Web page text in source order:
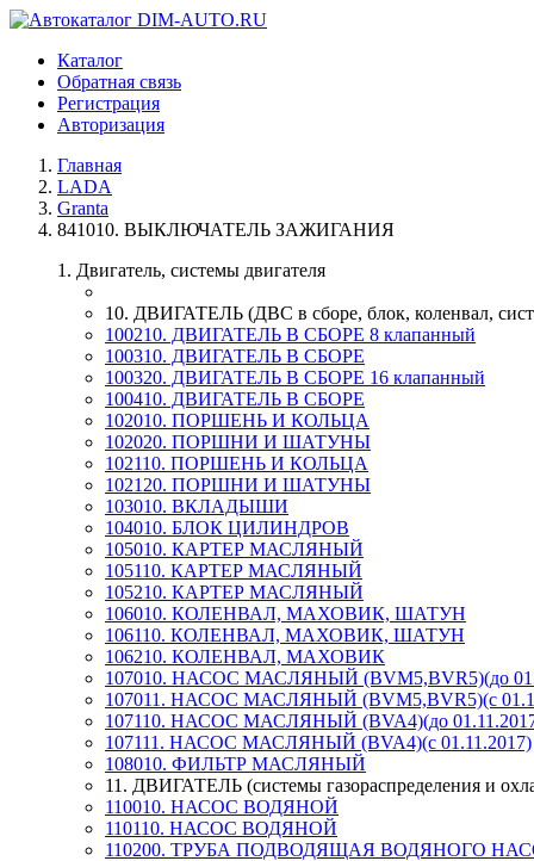
Каталог
Обратная связь
Регистрация
Авторизация
Главная
LADA
Granta
841010. ВЫКЛЮЧАТЕЛЬ ЗАЖИГАНИЯ
1. Двигатель, системы двигателя
10. ДВИГАТЕЛЬ (ДВС в сборе, блок, коленвал,
100210. ДВИГАТЕЛЬ В СБОРЕ 8 клапанный
100310. ДВИГАТЕЛЬ В СБОРЕ
100320. ДВИГАТЕЛЬ В СБОРЕ 16 клапанный
100410. ДВИГАТЕЛЬ В СБОРЕ
102010. ПОРШЕНЬ И КОЛЬЦА
102020. ПОРШНИ И ШАТУНЫ
102110. ПОРШЕНЬ И КОЛЬЦА
102120. ПОРШНИ И ШАТУНЫ
103010. ВКЛАДЫШИ
104010. БЛОК ЦИЛИНДРОВ
105010. КАРТЕР МАСЛЯНЫЙ
105110. КАРТЕР МАСЛЯНЫЙ
105210. КАРТЕР МАСЛЯНЫЙ
106010. КОЛЕНВАЛ, МАХОВИК, ШАТУН
106110. КОЛЕНВАЛ, МАХОВИК, ШАТУН
106210. КОЛЕНВАЛ, МАХОВИК
107010. НАСОС МАСЛЯНЫЙ (BVM5,BVR5)(до
107011. НАСОС МАСЛЯНЫЙ (BVM5,BVR5)(с
107110. НАСОС МАСЛЯНЫЙ (BVA4)(до
107111. НАСОС МАСЛЯНЫЙ (BVA4)(с 01.11.2017)
108010. ФИЛЬТР МАСЛЯНЫЙ
11. ДВИГАТЕЛЬ (системы газораспределения и
110010. НАСОС ВОДЯНОЙ
110110. НАСОС ВОДЯНОЙ
110200. ТРУБА ПОДВОДЯЩАЯ ВОДЯНОГО